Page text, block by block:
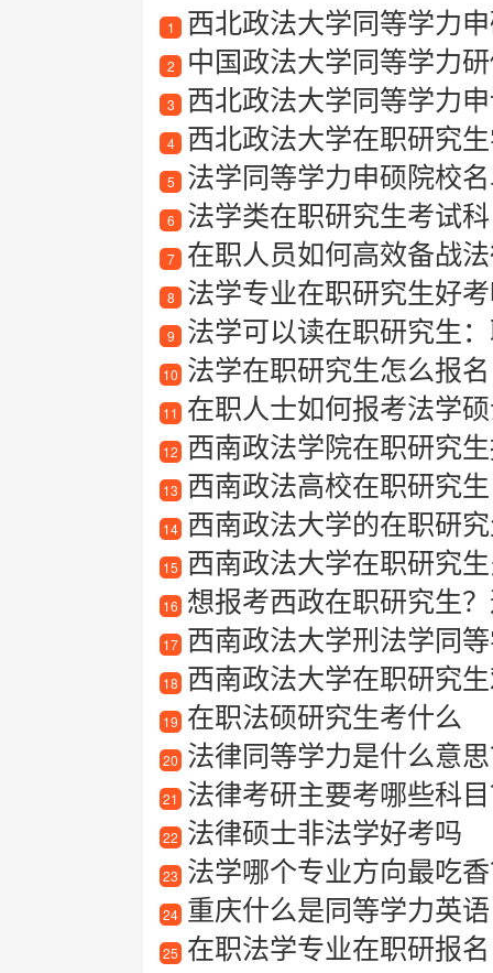
1 西北政法大学同等学力
2 中国政法大学同等学力
3 西北政法大学同等学力
4 西北政法大学在职研究
5 法学同等学力申硕院校
6 法学类在职研究生考试
7 在职人员如何高效备战法律
8 法学专业在职研究生好
9 法学可以读在职研究生
10 法学在职研究生怎么报名
11 在职人士如何报考法学
12 西南政法学院在职研究
13 西南政法高校在职研究生
14 西南政法大学的在职研
15 西南政法大学在职研究
16 想报考西政在职研究生
17 西南政法大学刑法学同
18 西南政法大学在职研究
19 在职法硕研究生考什么
20 法律同等学力是什么意
21 法律考研主要考哪些科
22 法律硕士非法学好考吗
23 法学哪个专业方向最吃
24 重庆什么是同等学力英语
25 在职法学专业在职研报名